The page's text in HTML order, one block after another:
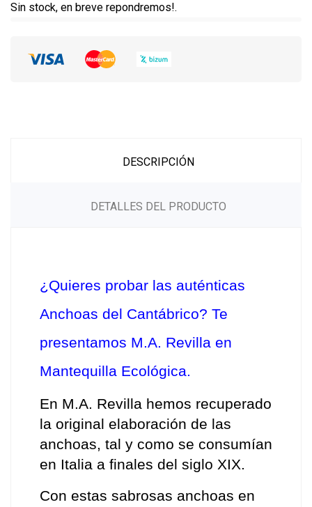
Sin stock, en breve repondremos!.
DESCRIPCIÓN
DETALLES DEL PRODUCTO
¿Quieres probar las auténticas
Anchoas del Cantábrico? Te
presentamos M.A. Revilla en
Mantequilla Ecológica.
En M.A. Revilla hemos recuperado
la original elaboración de las
anchoas, tal y como se consumían
en Italia a finales del siglo XIX.
Con estas sabrosas anchoas en